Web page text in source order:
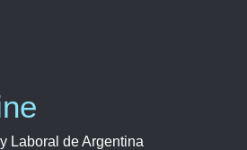
Laboral de Argentina